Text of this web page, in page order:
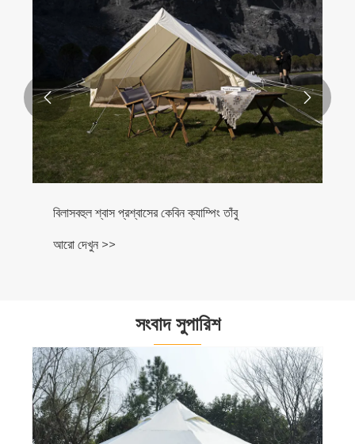
বিলাসবহুল শ্বাস প্রশ্বাসের কেবিন ক্যাম্পিং তাঁবু
আরো দেখুন >>
 
সংবাদ সুপারিশ